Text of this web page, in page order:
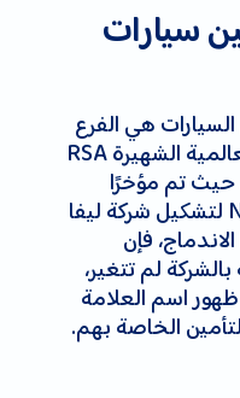
سيارات
هي الفرع
الإماراتي من شركة التأمين العالمية الشهيرة RSA
حيث تم مؤخرًا
الاندماج مع مجموعة NLGIC لتشكيل شركة ليفا
فإن
لم تتغير،
اسم العلامة
الخاصة بهم.